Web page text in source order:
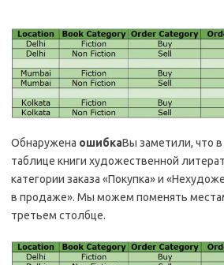
Обнаружена ошибкаВы заметили, что
таблице книги художественной
категории заказа «Покупка» и
в продаже». Мы можем поменять
третьем столбце.